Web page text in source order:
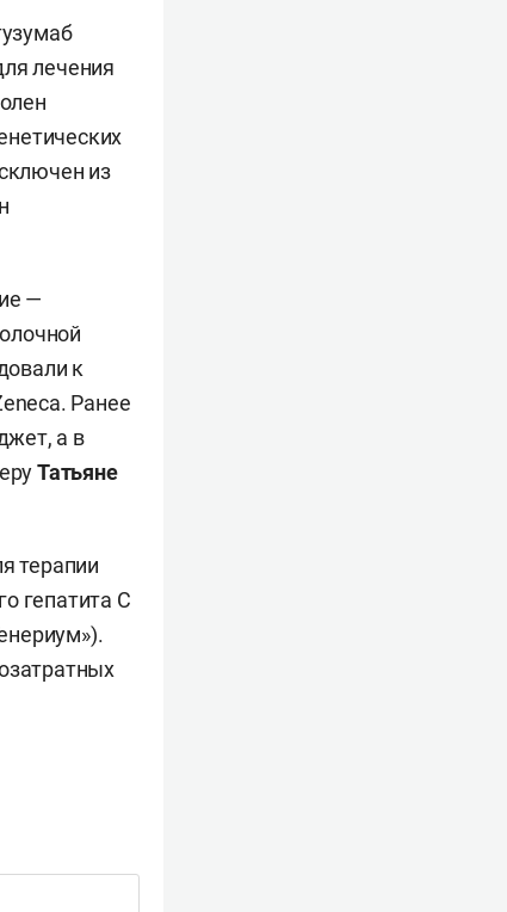
лечения
из
—
к
Ранее
а в
Татьяне
терапии
гепатита С